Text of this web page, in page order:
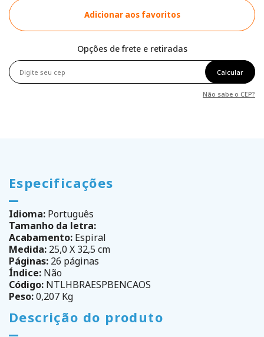
Adicionar aos favoritos
Opções de frete e retiradas
Calcular
Não sabe o CEP?
Especificações
Idioma: Português
Tamanho da letra:
Acabamento: Espiral
Medida: 25,0 X 32,5 cm
Páginas: 26 páginas
Índice: Não
Código: NTLHBRAESPBENCAOS
Peso:0,207 Kg
Descrição do produto